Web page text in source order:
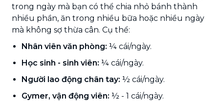
trong ngày mà bạn có thể chia nhỏ bánh thành
nhiều phần, ăn trong nhiều bữa hoặc nhiều ngày
mà không sợ thừa cân. Cụ thể:
Nhân viên văn phòng: ¼ cái/ngày.
Học sinh - sinh viên: ¼ cái/ngày.
Người lao động chân tay: ½ cái/ngày.
Gymer, vận động viên: ½ - 1 cái/ngày.